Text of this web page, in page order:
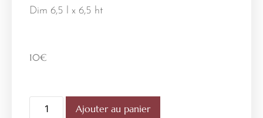
Dim 6,5 l x 6,5 ht
10€
Ajouter au panier